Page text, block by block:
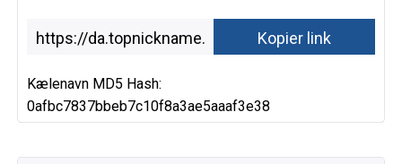
Kælenavn MD5 Hash:
0afbc7837bbeb7c10f8a3ae5aaaf3e38